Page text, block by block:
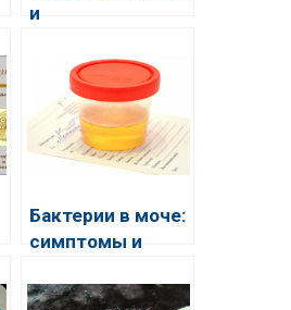
и
бактерии
Бактерии в моче:
симптомы и